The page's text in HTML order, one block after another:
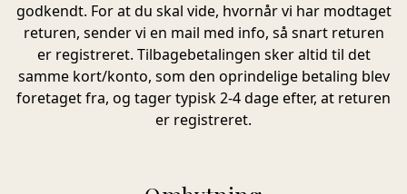
godkendt. For at du skal vide, hvornår vi har modtaget
returen, sender vi en mail med info, så snart returen
er registreret. Tilbagebetalingen sker altid til det
samme kort/konto, som den oprindelige betaling blev
foretaget fra, og tager typisk 2-4 dage efter, at returen
er registreret.